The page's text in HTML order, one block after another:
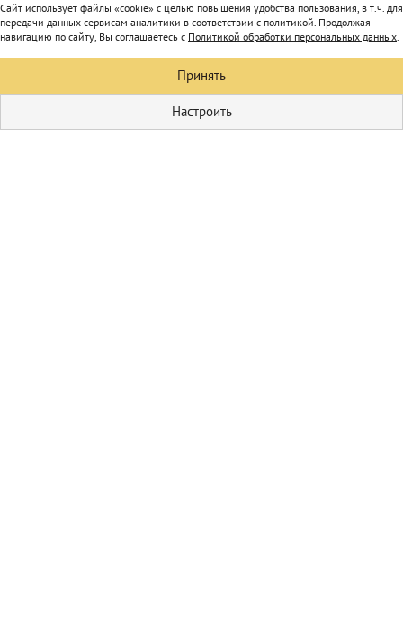
Сайт использует файлы «cookie» с целью повышения удобства пользования, в т.ч. для
передачи данных сервисам аналитики в соответствии с политикой. Продолжая
навигацию по сайту, Вы соглашаетесь с Политикой обработки персональных данных.
Принять
Настроить